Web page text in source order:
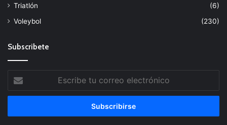
Triatlón
(6)
Voleybol
(230)
Subscribete
tu
correo